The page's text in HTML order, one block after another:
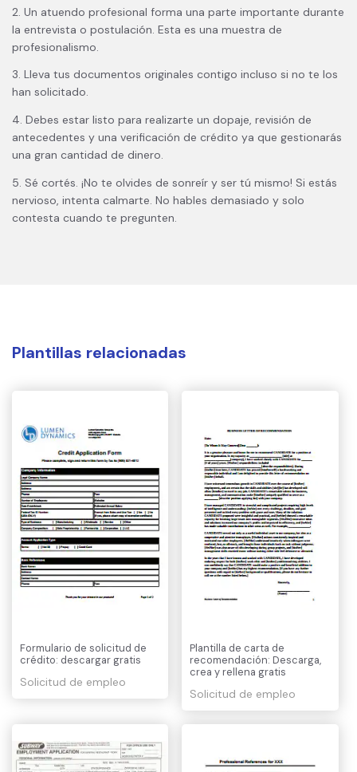
2. Un atuendo profesional forma una parte importante durante
la entrevista o postulación. Esta es una muestra de
profesionalismo.
3. Lleva tus documentos originales contigo incluso si no te los
han solicitado.
4. Debes estar listo para realizarte un dopaje, revisión de
antecedentes y una verificación de crédito ya que gestionarás
una gran cantidad de dinero.
5. Sé cortés. ¡No te olvides de sonreír y ser tú mismo! Si estás
nervioso, intenta calmarte. No hables demasiado y solo
contesta cuando te pregunten.
Plantillas relacionadas
Formulario de solicitud de
crédito: descargar gratis
Solicitud de empleo
Plantilla de carta de
recomendación: Descarga,
crea y rellena gratis
Solicitud de empleo